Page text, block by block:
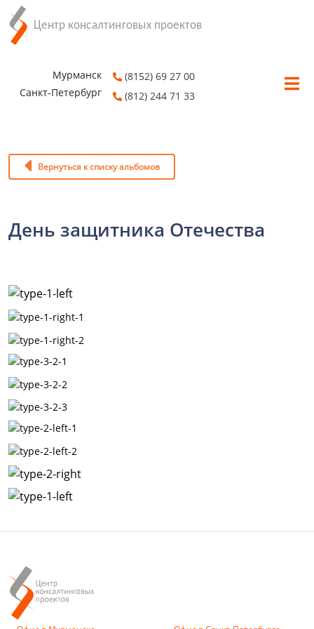
Мурманск
Санкт-Петербург
(8152) 69 27 00
(812) 244 71 33
Вернуться к списку альбомов
День защитника Отечества